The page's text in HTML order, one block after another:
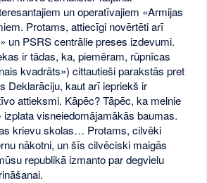
un operatīvajiem «Armijas
Protams, attiecīgi novērtēti arī
un PSRS centrālie preses izdevumi.
ir tādas, ka, piemēram, rūpnīcas
kvadrāts») cittautieši parakstās pret
Deklarāciju, kaut arī iepriekš ir
attieksmi. Kāpēc? Tāpēc, ka melnie
izplata visneiedomājamākās baumas.
krievu skolas… Protams, cilvēki
nākotni, un šīs cilvēciski maigās
republikā izmanto par degvielu